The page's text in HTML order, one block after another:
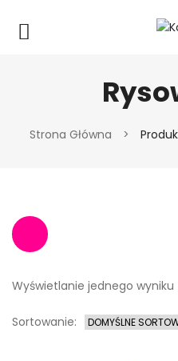
Strona Główna >
Wyświetlanie jednego wyniku
Sortowanie: